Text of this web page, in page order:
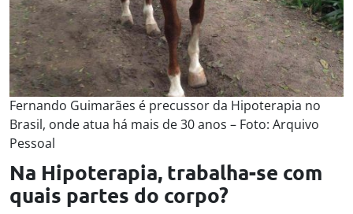
Fernando Guimarães é precussor da Hipoterapia no
Brasil, onde atua há mais de 30 anos – Foto: Arquivo
Pessoal
Na Hipoterapia, trabalha-se com
quais partes do corpo?